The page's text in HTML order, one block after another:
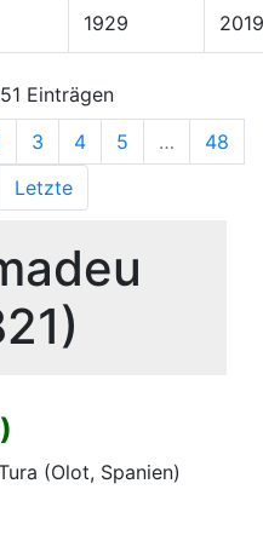
1929 2019
Einträgen
3 4 5 …
48
Letzte
(Olot, Spanien)